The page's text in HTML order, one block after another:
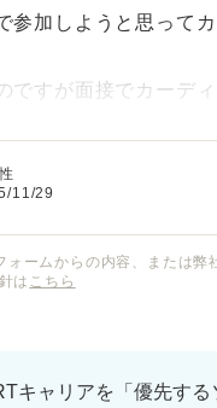
参加しようと思って
ですが面接でカーデ
ジなどを見ると社員
印象としてボタンの
11/29
ームからの内容、または弊
は こちら
キャリアを「優先する